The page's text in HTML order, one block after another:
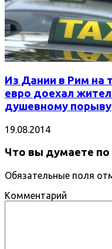
Из Дании в Рим на
евро доехал
душевному порыву
19.08.2014
Что вы думаете по
Обязательные поля
Комментарий